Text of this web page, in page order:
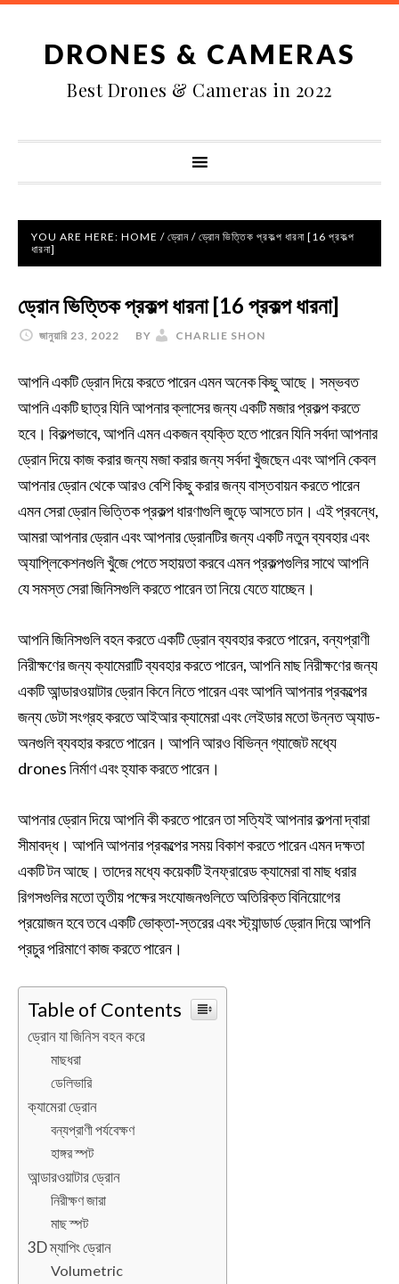
DRONES & CAMERAS
Best Drones & Cameras in 2022
YOU ARE HERE: HOME / ড্রোন / ড্রোন ভিত্তিক প্রকল্প ধারনা [16 প্রকল্প
ধারনা]
ড্রোন ভিত্তিক প্রকল্প ধারনা [16 প্রকল্প ধারনা]
জানুয়ারি 23, 2022 BY CHARLIE SHON
আপনি একটি ড্রোন দিয়ে করতে পারেন এমন অনেক কিছু আছে। সম্ভবত
আপনি একটি ছাত্র যিনি আপনার ক্লাসের জন্য একটি মজার প্রকল্প করতে
হবে। বিকল্পভাবে, আপনি এমন একজন ব্যক্তি হতে পারেন যিনি সর্বদা আপনার
ড্রোন দিয়ে কাজ করার জন্য মজা করার জন্য সর্বদা খুঁজছেন এবং আপনি কেবল
আপনার ড্রোন থেকে আরও বেশি কিছু করার জন্য বাস্তবায়ন করতে পারেন
এমন সেরা ড্রোন ভিত্তিক প্রকল্প ধারণাগুলি জুড়ে আসতে চান। এই প্রবন্ধে,
আমরা আপনার ড্রোন এবং আপনার ড্রোনটির জন্য একটি নতুন ব্যবহার এবং
অ্যাপ্লিকেশনগুলি খুঁজে পেতে সহায়তা করবে এমন প্রকল্পগুলির সাথে আপনি
যে সমস্ত সেরা জিনিসগুলি করতে পারেন তা নিয়ে যেতে যাচ্ছেন।
আপনি জিনিসগুলি বহন করতে একটি ড্রোন ব্যবহার করতে পারেন, বন্যপ্রাণী
নিরীক্ষণের জন্য ক্যামেরাটি ব্যবহার করতে পারেন, আপনি মাছ নিরীক্ষণের জন্য
একটি আন্ডারওয়াটার ড্রোন কিনে নিতে পারেন এবং আপনি আপনার প্রকল্পের
জন্য ডেটা সংগ্রহ করতে আইআর ক্যামেরা এবং লেইডার মতো উন্নত অ্যাড-
অনগুলি ব্যবহার করতে পারেন। আপনি আরও বিভিন্ন গ্যাজেট মধ্যে
drones নির্মাণ এবং হ্যাক করতে পারেন।
আপনার ড্রোন দিয়ে আপনি কী করতে পারেন তা সত্যিই আপনার কল্পনা দ্বারা
সীমাবদ্ধ। আপনি আপনার প্রকল্পের সময় বিকাশ করতে পারেন এমন দক্ষতা
একটি টন আছে। তাদের মধ্যে কয়েকটি ইনফ্রারেড ক্যামেরা বা মাছ ধরার
রিগসগুলির মতো তৃতীয় পক্ষের সংযোজনগুলিতে অতিরিক্ত বিনিয়োগের
প্রয়োজন হবে তবে একটি ভোক্তা-স্তরের এবং স্ট্যান্ডার্ড ড্রোন দিয়ে আপনি
প্রচুর পরিমাণে কাজ করতে পারেন।
Table of Contents
ড্রোন যা জিনিস বহন করে
মাছধরা
ডেলিভারি
ক্যামেরা ড্রোন
বন্যপ্রাণী পর্যবেক্ষণ
হাঙ্গর স্পট
আন্ডারওয়াটার ড্রোন
নিরীক্ষণ জারা
মাছ স্পট
3D ম্যাপিং ড্রোন
Volumetric